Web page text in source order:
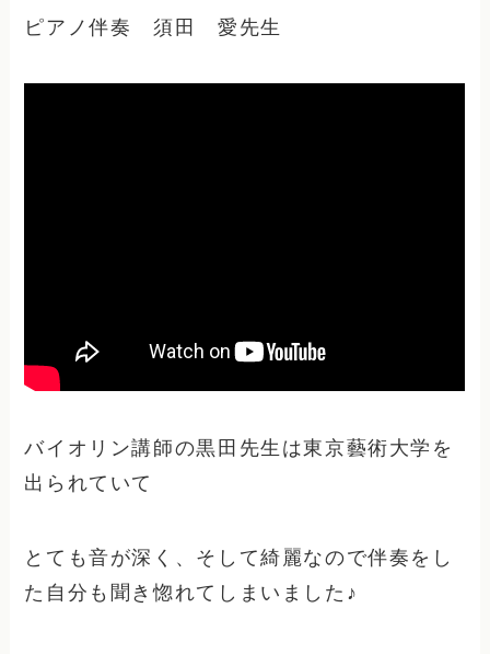
ピアノ伴奏 須田 愛先生
バイオリン講師の黒田先生は東京藝術大学を
出られていて
とても音が深く、そして綺麗なので伴奏をし
た自分も聞き惚れてしまいました♪